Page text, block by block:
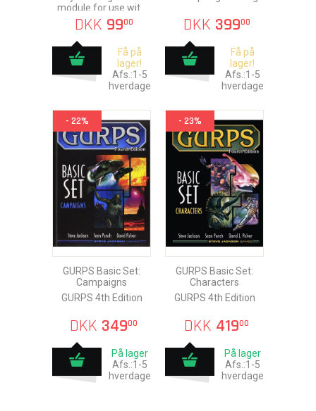
module for use with
any traditional
roleplaying game
DKK 9900
Få på
lager!
Afs.:1-5
hverdage
DKK 39900
Få på
lager!
Afs.:1-5
hverdage
- 22%
GURPS Basic Set:
Campaigns
GURPS 4th Edition
DKK 34900
På lager
Afs.:1-5
hverdage
- 23%
GURPS Basic Set:
Characters
GURPS 4th Edition
DKK 41900
På lager
Afs.:1-5
hverdage